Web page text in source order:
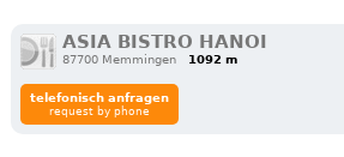
ASIA BISTRO HANOI
87700 Memmingen 1092 m
telefonisch anfragen
request by phone